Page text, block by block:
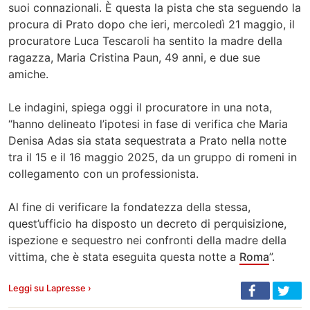
suoi connazionali. È questa la pista che sta seguendo la
procura di Prato dopo che ieri, mercoledì 21 maggio, il
procuratore Luca Tescaroli ha sentito la madre della
ragazza, Maria Cristina Paun, 49 anni, e due sue
amiche.
Le indagini, spiega oggi il procuratore in una nota,
“hanno delineato l’ipotesi in fase di verifica che Maria
Denisa Adas sia stata sequestrata a Prato nella notte
tra il 15 e il 16 maggio 2025, da un gruppo di romeni in
collegamento con un professionista.
Al fine di verificare la fondatezza della stessa,
quest’ufficio ha disposto un decreto di perquisizione,
ispezione e sequestro nei confronti della madre della
vittima, che è stata eseguita questa notte a Roma”.
Leggi su Lapresse ›